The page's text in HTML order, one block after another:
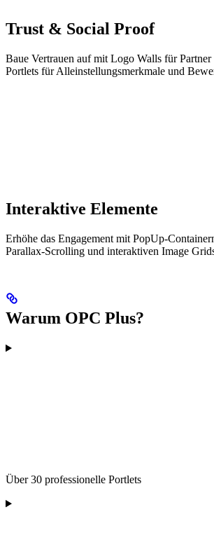
Trust & Social Proof
Baue Vertrauen auf mit Logo Walls für
Portlets für Alleinstellungsmerkmale und
Interaktive Elemente
Erhöhe das Engagement mit PopUp-
Parallax-Scrolling und interaktiven Image
Warum OPC Plus?
Über 30 professionelle Portlets